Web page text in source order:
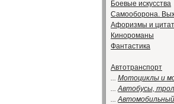
Боевые искусства
Самооборона.
Афоризмы и
Кинороманы
Фантастика
Автотранспорт
... Мотоциклы и
...Автобусы,
...